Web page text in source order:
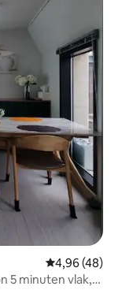
Gemiddelde
4,96 (48)
5 minuten vlak,